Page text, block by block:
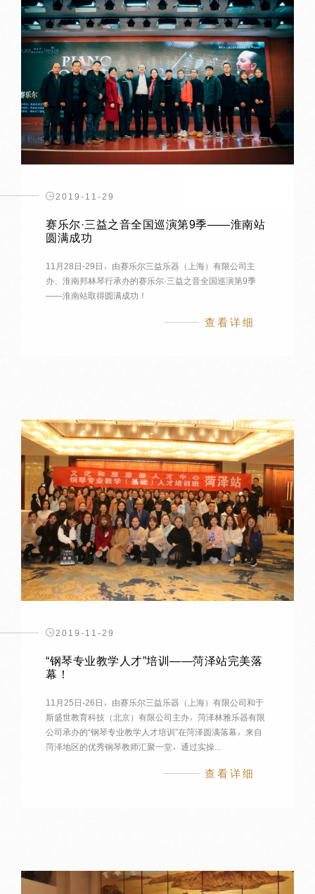
2019-11-29
赛乐尔·三益之音全国巡演第9季——淮南站
圆满成功
11月28日-29日，由赛乐尔三益乐器（上海）有限公司主
办、淮南邦林琴行承办的赛乐尔·三益之音全国巡演第9季
——淮南站取得圆满成功！
查看详细
2019-11-29
“钢琴专业教学人才”培训——菏泽站完美落
幕！
11月25日-26日，由赛乐尔三益乐器（上海）有限公司和于
斯盛世教育科技（北京）有限公司主办，菏泽林雅乐器有限
公司承办的“钢琴专业教学人才培训”在菏泽圆满落幕，来自
菏泽地区的优秀钢琴教师汇聚一堂，通过实操...
查看详细